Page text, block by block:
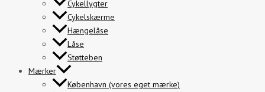
Cykellygter
Cykelskærme
Hængelåse
Låse
Støtteben
Mærker
København (vores eget mærke)